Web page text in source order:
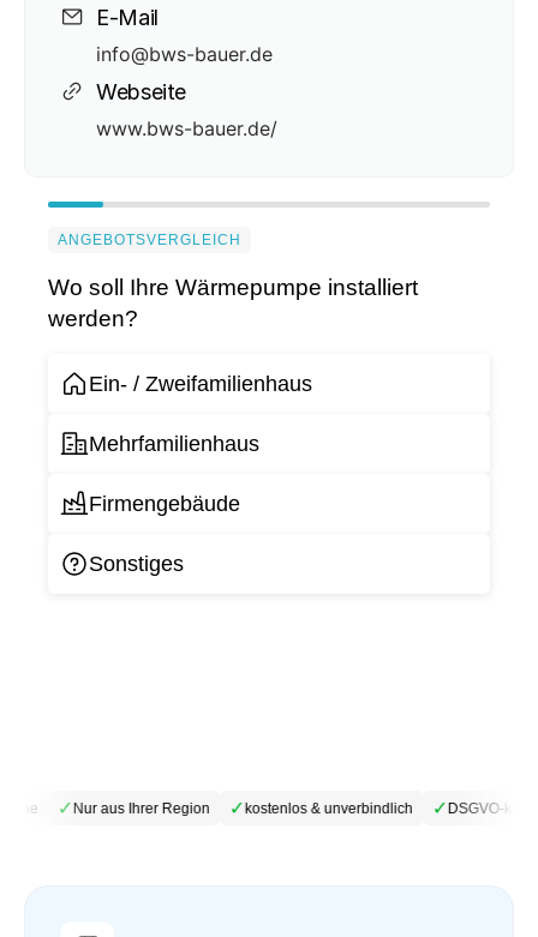
E-Mail
info@bws-bauer.de
Webseite
www.bws-bauer.de/
ANGEBOTSVERGLEICH
Wo soll Ihre Wärmepumpe installiert
werden?
Ein- / Zweifamilienhaus
Mehrfamilienhaus
Firmengebäude
Sonstiges
✓Nur aus Ihrer Region ✓kostenlos & unverbindlich ✓DSGVO-